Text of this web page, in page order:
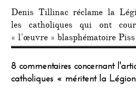
Denis Tillinac réclame la
les catholiques qui ont
« l’œuvre » blasphématoire
8 commentaires concernant
catholiques « méritent la Légion